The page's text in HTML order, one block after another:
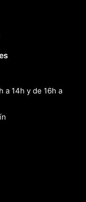
a 14h y de 16h a